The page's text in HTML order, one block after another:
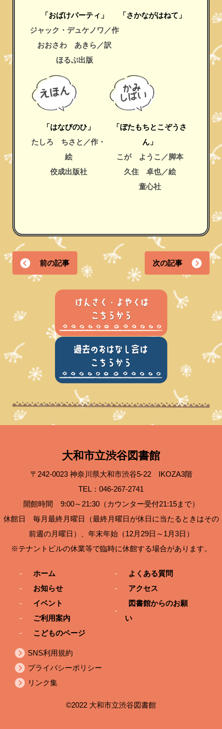
「おばけパーティ」
ジャック・デュケノワ／作
おおさわ あきら／訳
ほるぷ出版
「さかながはねて」
「はなびのひ」
たしろ ちさと／作・
絵
佼成出版社
「ぼたもちとこぞうさ
ん」
こが ようこ／脚本
久住 卓也／絵
童心社
前の記事 次の記事
大和市立渋谷図書館
〒242-0023 神奈川県大和市渋谷5-22 IKOZA3階
TEL：046-267-2741
開館時間 9:00～21:30（カウンター受付21:15まで）
休館日 毎月最終月曜日（最終月曜日が休日に当たるときはその
前週の月曜日）、年末年始（12月29日～1月3日）
※テナントビルの休業等で臨時に休館する場合があります。
ホーム
お知らせ
イベント
ご利用案内
こどものページ
よくある質問
アクセス
図書館からのお願
い
SNS利用規約
プライバシーポリシー
リンク集
©2022 大和市立渋谷図書館